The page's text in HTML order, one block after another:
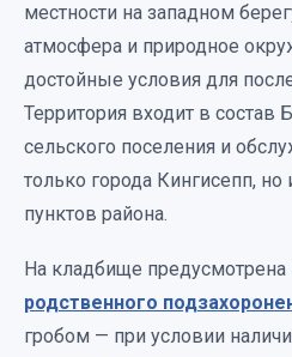
местности на западном
атмосфера и природное
достойные условия для
Территория входит в состав
сельского поселения и
только города Кингисепп,
пунктов района.
На кладбище
родственного
гробом — при условии